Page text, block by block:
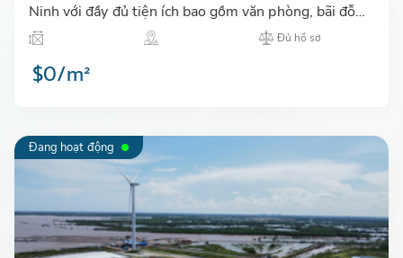
Ninh với đầy đủ tiện ích bao gồm văn phòng, bãi đỗ
xe, camera an ninh, hệ thống PCCC 24/7, đội bảo an,
…
Đủ hồ sơ
$0/m²
Đang hoạt động